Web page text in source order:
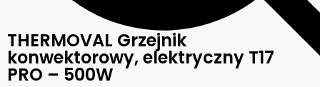
THERMOVAL Grzejnik
konwektorowy, elektryczny T17
PRO – 500W